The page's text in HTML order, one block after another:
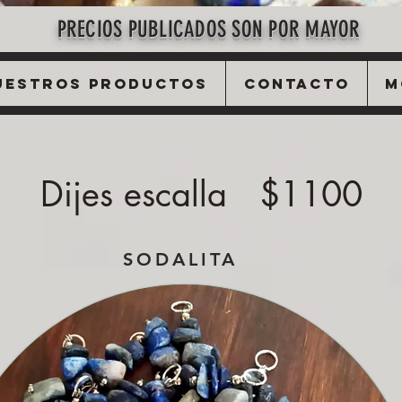
PRECIOS PUBLICADOS SON POR MAYOR
Productos Contacto
Dijes escalla $1100
SODALITA